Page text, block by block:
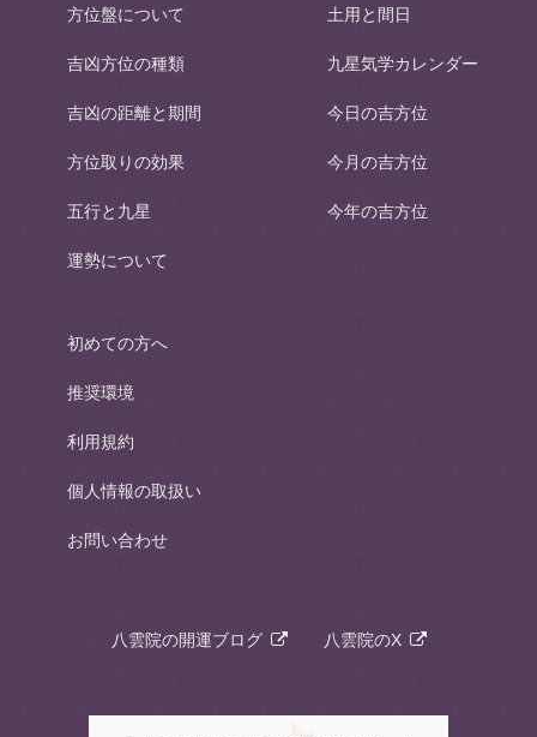
方位盤について
吉凶方位の種類
吉凶の距離と期間
方位取りの効果
五行と九星
運勢について
土用と間日
九星気学カレンダー
今日の吉方位
今月の吉方位
今年の吉方位
初めての方へ
推奨環境
利用規約
個人情報の取扱い
お問い合わせ
八雲院の開運ブログ 八雲院のX